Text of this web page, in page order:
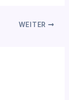
WEITER